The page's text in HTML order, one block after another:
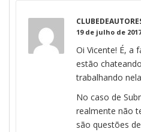
19 de julho de
Oi Vicente! É, a
estão
trabalhando
No caso de
realmente não
são questões